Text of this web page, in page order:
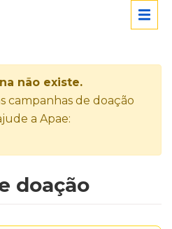
não existe.
campanhas de doação
a Apae:
doação